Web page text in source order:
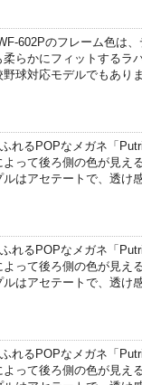
602Pのフレーム色は
らかにフィットする
球対応モデルでもあり
れるPOPなメガネ「
って後ろ側の色が見
はアセテートで、透け
れるPOPなメガネ「
って後ろ側の色が見
はアセテートで、透け
れるPOPなメガネ「
って後ろ側の色が見